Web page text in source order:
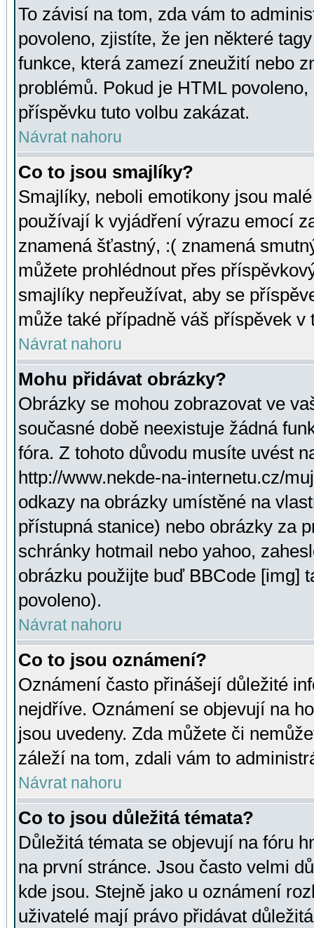
To závisí na tom, zda vám to
povoleno, zjistíte, že jen některé
funkce, která zamezí zneužití nebo
problémů. Pokud je HTML
příspěvku tuto volbu zakázat.
Návrat nahoru
Co to jsou smajlíky?
Smajlíky, neboli emotikony jsou
používají k vyjádření výrazu emocí
znamená šťastný, :( znamená
můžete prohlédnout přes
smajlíky nepřeužívat, aby se
může také případně váš příspěvek v
Návrat nahoru
Mohu přidávat obrázky?
Obrázky se mohou zobrazovat ve
současné době neexistuje žádná
fóra. Z tohoto důvodu musíte uvést
http://www.nekde-na-internetu.cz/
odkazy na obrázky umístěné na
přístupná stanice) nebo obrázky za
schránky hotmail nebo yahoo,
obrázku použijte buď BBCode [img]
povoleno).
Návrat nahoru
Co to jsou oznámení?
Oznámení často přinášejí důležité
nejdříve. Oznámení se objevují na
jsou uvedeny. Zda můžete či
záleží na tom, zdali vám to
Návrat nahoru
Co to jsou důležitá témata?
Důležitá témata se objevují na fóru
na první stránce. Jsou často velmi
kde jsou. Stejně jako u oznámení
uživatelé mají právo přidávat